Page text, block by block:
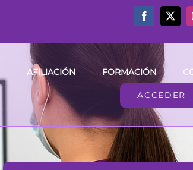
AFILIACIÓN FORMACIÓN
ACCEDER